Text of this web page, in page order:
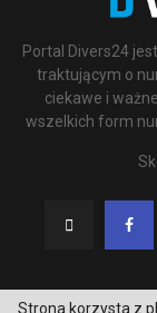
Portal Divers24
traktującym o
ciekawe i
wszelkich form
Strona korzysta z